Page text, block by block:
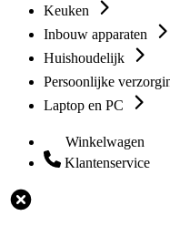
Keuken
Inbouw apparaten
Huishoudelijk
Persoonlijke
Laptop en PC
Winkelwagen
Klantenservice